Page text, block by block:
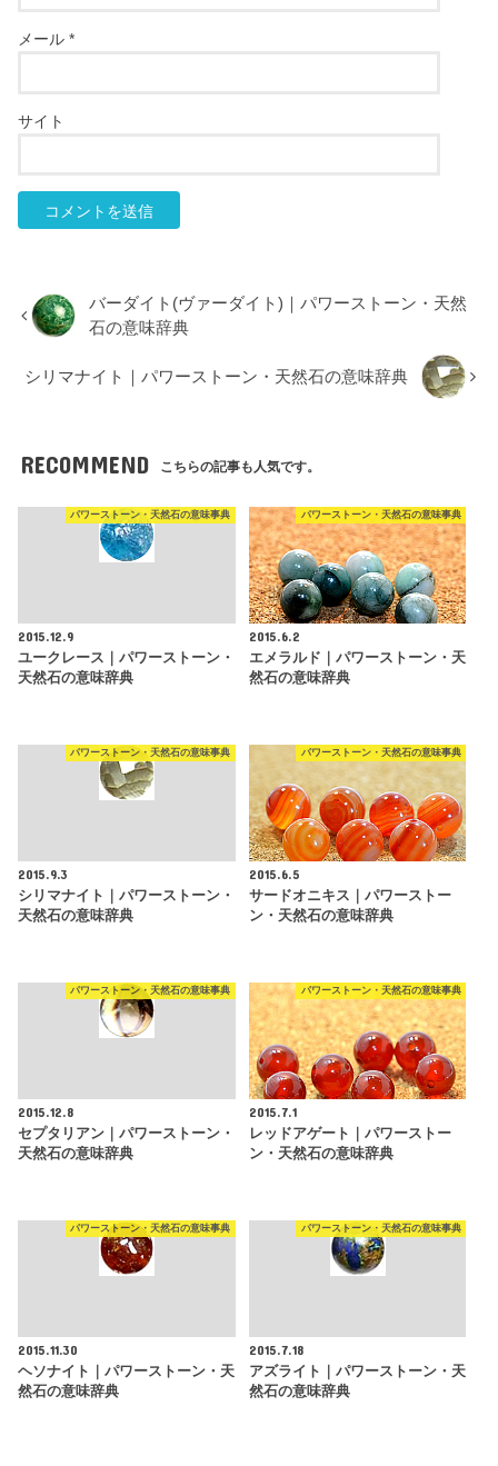
メール*
サイト
バーダイト(ヴァーダイト)｜パワーストーン・天然
石の意味辞典
シリマナイト｜パワーストーン・天然石の意味辞典
RECOMMEND こちらの記事も人気です。
パワーストーン・天然石の意味事典
2015.12.9
ユークレース｜パワーストーン・
天然石の意味辞典
パワーストーン・天然石の意味事典
2015.6.2
エメラルド｜パワーストーン・天
然石の意味辞典
パワーストーン・天然石の意味事典
2015.9.3
シリマナイト｜パワーストーン・
天然石の意味辞典
パワーストーン・天然石の意味事典
2015.6.5
サードオニキス｜パワーストー
ン・天然石の意味辞典
パワーストーン・天然石の意味事典
2015.12.8
セプタリアン｜パワーストーン・
天然石の意味辞典
パワーストーン・天然石の意味事典
2015.7.1
レッドアゲート｜パワーストー
ン・天然石の意味辞典
パワーストーン・天然石の意味事典
2015.11.30
ヘソナイト｜パワーストーン・天
然石の意味辞典
パワーストーン・天然石の意味事典
2015.7.18
アズライト｜パワーストーン・天
然石の意味辞典